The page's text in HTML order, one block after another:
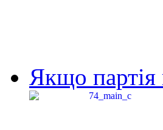
Якщо партія